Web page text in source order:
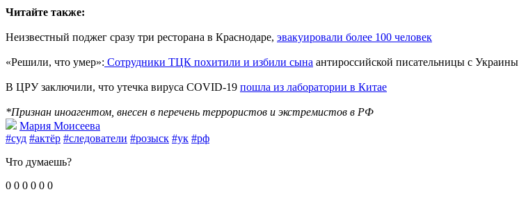
Читайте также:
Неизвестный поджег сразу три ресторана в Краснодаре, эвакуировали более 100 человек
«Решили, что умер»: Сотрудники ТЦК похитили и избили сына антироссийской писательницы с Украины
В ЦРУ заключили, что утечка вируса COVID-19 пошла из лаборатории в Китае
*Признан иноагентом, внесен в перечень террористов и экстремистов в РФ
Мария Моисеева
#суд #актёр #следователи #розыск #ук #рф
Что думаешь?
0 0 0 0 0 0